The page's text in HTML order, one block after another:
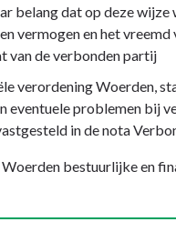
belang dat op deze
vermogen en het
van de verbonden partij
verordening Woerden,
eventuele problemen bij
in de nota
bestuurlijke en